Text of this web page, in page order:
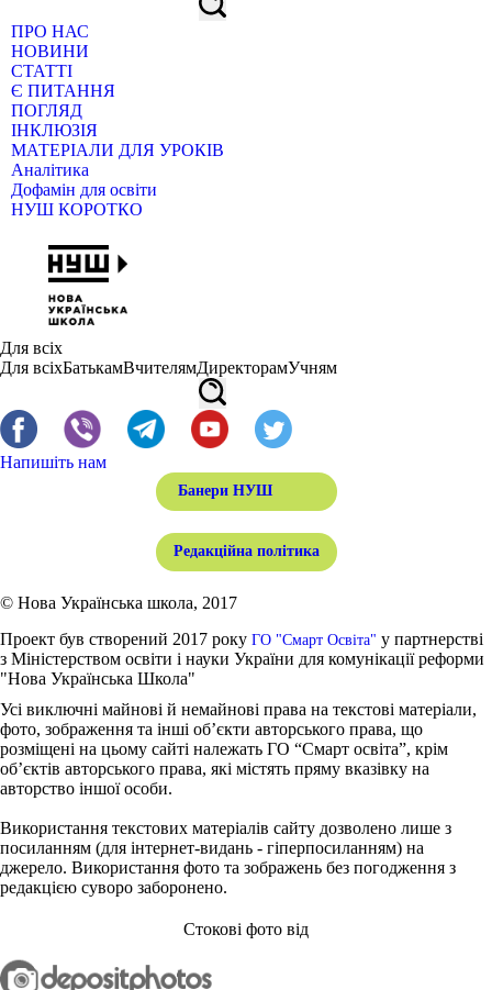
ПРО НАС
НОВИНИ
СТАТТІ
Є ПИТАННЯ
ПОГЛЯД
ІНКЛЮЗІЯ
МАТЕРІАЛИ ДЛЯ УРОКІВ
Аналітика
Дофамін для освіти
НУШ КОРОТКО
Для всіх
Для всіхБатькамВчителямДиректорамУчням
Напишіть нам
Банери НУШ
Редакційна політика
© Нова Українська школа, 2017
Проект був створений 2017 року ГО "Смарт Освіта" у партнерстві
з Міністерством освіти і науки України для комунікації реформи
"Нова Українська Школа"
Усі виключні майнові й немайнові права на текстові матеріали,
фото, зображення та інші об’єкти авторського права, що
розміщені на цьому сайті належать ГО “Смарт освіта”, крім
об’єктів авторського права, які містять пряму вказівку на
авторство іншої особи.
Використання текстових матеріалів сайту дозволено лише з
посиланням (для інтернет-видань - гіперпосиланням) на
джерело. Використання фото та зображень без погодження з
редакцією суворо заборонено.
Стокові фото від